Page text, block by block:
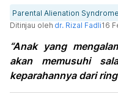
Parental Alienation Syndrome
Ditinjau oleh dr. Rizal Fadli16
“Anak yang
akan memusuhi
keparahannya dari